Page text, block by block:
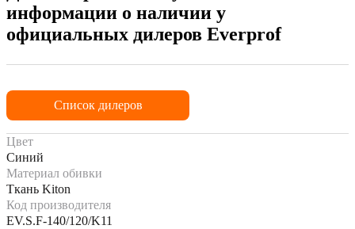
информации о наличии у
официальных дилеров Everprof
Список дилеров
Цвет
Синий
Материал обивки
Ткань Kiton
Код производителя
EV.S.F-140/120/K11